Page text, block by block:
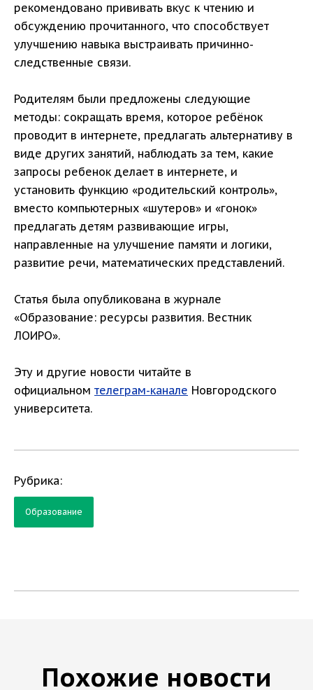
рекомендовано прививать вкус к чтению и
обсуждению прочитанного, что способствует
улучшению навыка выстраивать причинно-
следственные связи.
Родителям были предложены следующие
методы: сокращать время, которое ребёнок
проводит в интернете, предлагать альтернативу в
виде других занятий, наблюдать за тем, какие
запросы ребенок делает в интернете, и
установить функцию «родительский контроль»,
вместо компьютерных «шутеров» и «гонок»
предлагать детям развивающие игры,
направленные на улучшение памяти и логики,
развитие речи, математических представлений.
Статья была опубликована в журнале
«Образование: ресурсы развития. Вестник
ЛОИРО».
Эту и другие новости читайте в
официальном телеграм-канале Новгородского
университета.
Рубрика:
Образование
Похожие новости